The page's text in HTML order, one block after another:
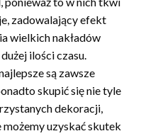
zadowalający efekt
wielkich nakładów
ilości czasu.
są zawsze
skupić się nie tyle
dekoracji,
uzyskać skutek